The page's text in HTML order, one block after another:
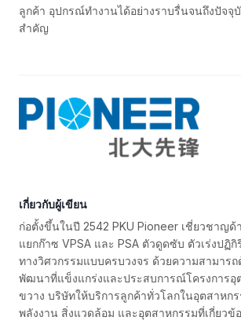
ลูกค้า อุปกรณ์ทำงานได้อย่างราบรื่นจนถึงปัจจุ
สำคัญ
เกี่ยวกับผู้เขียน
ก่อตั้งขึ้นในปี 2542 PKU Pioneer เชี่ยวชาญด้
แยกก๊าซ VPSA และ PSA ตัวดูดซับ ตัวเร่งปฏิ
ทางวิศวกรรมแบบครบวงจร ด้วยความสามาร
พัฒนาที่แข็งแกร่งและประสบการณ์โครงการอุ
ขวาง บริษัทให้บริการลูกค้าทั่วโลกในอุตสาหกร
พลังงาน สิ่งแวดล้อม และอุตสาหกรรมที่เกี่ยวข้